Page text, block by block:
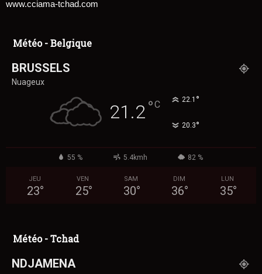
www.cciama-tchad.com
Météo - Belgique
BRUSSELS
Nuageux
21.2°C 22.1 °
20.3°
55 % 5.4kmh 82 %
JEU
23°
VEN
25°
SAM
30°
DIM
36°
LUN
35°
Météo - Tchad
NDJAMENA